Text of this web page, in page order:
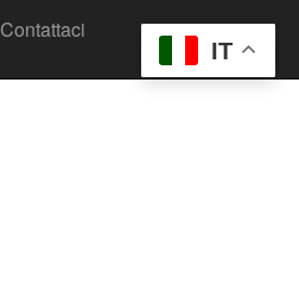
Contattaci
IT